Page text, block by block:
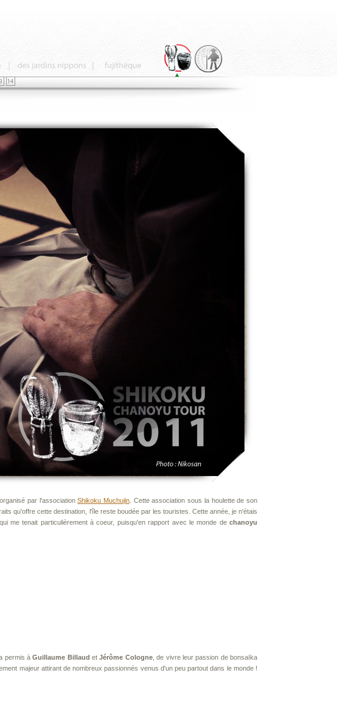
par l'associationShikoku Muchujin. Cette association sous la houlette de son
qu'offre cette destination, l'île reste boudée par les touristes. Cette année, je n'étais
me tenait particulièrement à coeur, puisqu'en rapport avec le monde de chanoyu
permis àGuillaume Billaud etJérôme Cologne, de vivre leur passion de bonsaïka
majeur attirant de nombreux passionnés venus d'un peu partout dans le monde !